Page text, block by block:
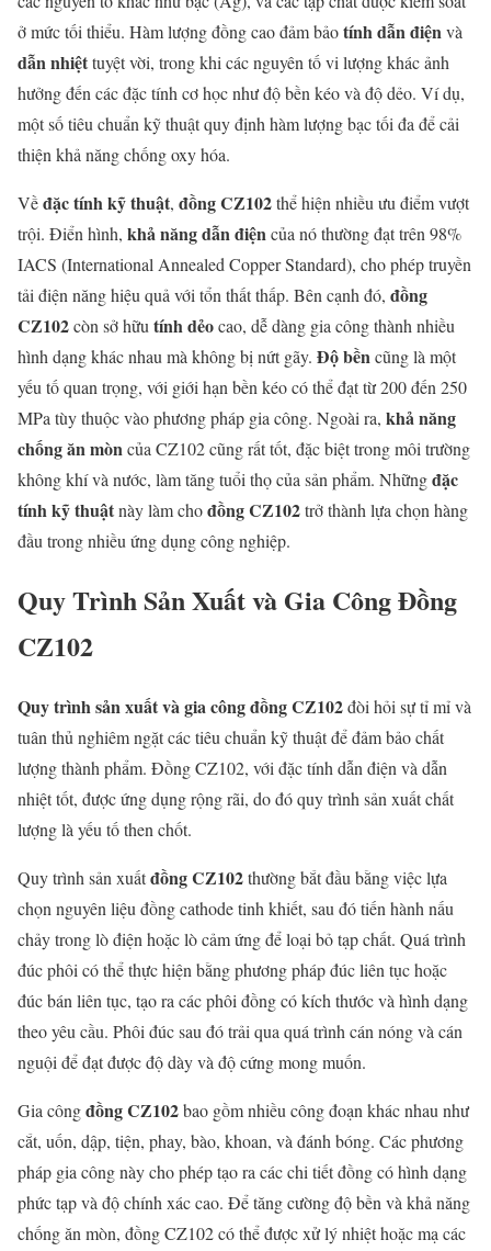
ở mức tối thiểu. Hàm lượng đồng cao đảm bảotính dẫn điện và
dẫn nhiệttuyệt vời, trong khi các nguyên tố vi lượng khác ảnh
hưởng đến các đặc tính cơ học như độ bền kéo và độ dẻo. Ví dụ,
một số tiêu chuẩn kỹ thuật quy định hàm lượng bạc tối đa để cải
thiện khả năng chống oxy hóa.
Vềđặc tính kỹ thuật, đồng CZ102thể hiện nhiều ưu điểm vượt
trội. Điển hình, khả năng dẫn điện của nó thường đạt trên 98%
IACS (International Annealed Copper Standard), cho phép truyền
tải điện năng hiệu quả với tổn thất thấp. Bên cạnh đó, đồng
CZ102còn sở hữu tính dẻocao, dễ dàng gia công thành nhiều
hình dạng khác nhau mà không bị nứt gãy. Độ bền cũng là một
yếu tố quan trọng, với giới hạn bền kéo có thể đạt từ 200 đến 250
MPa tùy thuộc vào phương pháp gia công. Ngoài ra, khả năng
chống ăn mòn của CZ102 cũng rất tốt, đặc biệt trong môi trường
không khí và nước, làm tăng tuổi thọ của sản phẩm. Nhữngđặc
tính kỹ thuậtnày làm chođồng CZ102trở thành lựa chọn hàng
đầu trong nhiều ứng dụng công nghiệp.
Quy Trình Sản Xuất và Gia Công Đồng
CZ102
Quy trình sản xuất và gia công đồng CZ102đòi hỏi sự tỉ mỉ và
tuân thủ nghiêm ngặt các tiêu chuẩn kỹ thuật để đảm bảo chất
lượng thành phẩm. Đồng CZ102, với đặc tính dẫn điện và dẫn
nhiệt tốt, được ứng dụng rộng rãi, do đó quy trình sản xuất chất
lượng là yếu tố then chốt.
Quy trình sản xuấtđồng CZ102thường bắt đầu bằng việc lựa
chọn nguyên liệu đồng cathode tinh khiết, sau đó tiến hành nấu
chảy trong lò điện hoặc lò cảm ứng để loại bỏ tạp chất. Quá trình
đúc phôi có thể thực hiện bằng phương pháp đúc liên tục hoặc
đúc bán liên tục, tạo ra các phôi đồng có kích thước và hình dạng
theo yêu cầu. Phôi đúc sau đó trải qua quá trình cán nóng và cán
nguội để đạt được độ dày và độ cứng mong muốn.
Gia côngđồng CZ102bao gồm nhiều công đoạn khác nhau như
cắt, uốn, dập, tiện, phay, bào, khoan, và đánh bóng. Các phương
pháp gia công này cho phép tạo ra các chi tiết đồng có hình dạng
phức tạp và độ chính xác cao. Để tăng cường độ bền và khả năng
chống ăn mòn, đồng CZ102 có thể được xử lý nhiệt hoặc mạ các